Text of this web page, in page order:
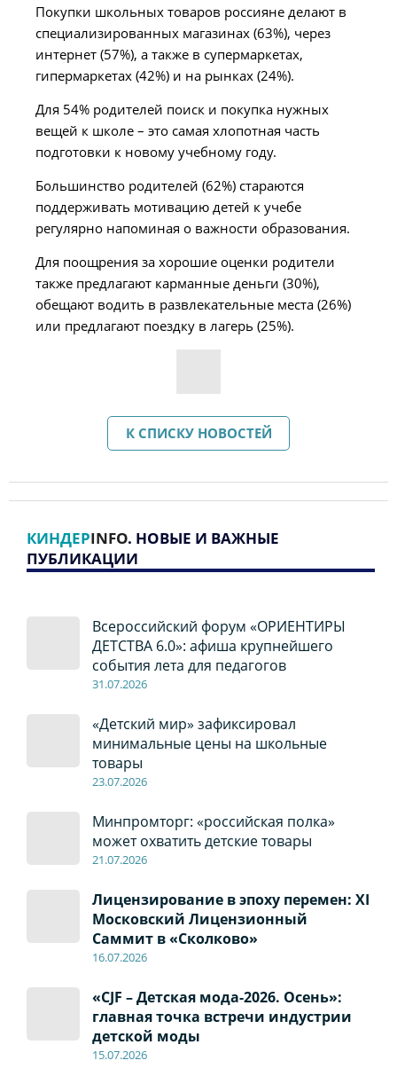
Покупки школьных товаров россияне делают в
специализированных магазинах (63%), через
интернет (57%), а также в супермаркетах,
гипермаркетах (42%) и на рынках (24%).
Для 54% родителей поиск и покупка нужных
вещей к школе – это самая хлопотная часть
подготовки к новому учебному году.
Большинство родителей (62%) стараются
поддерживать мотивацию детей к учебе
регулярно напоминая о важности образования.
Для поощрения за хорошие оценки родители
также предлагают карманные деньги (30%),
обещают водить в развлекательные места (26%)
или предлагают поездку в лагерь (25%).
К СПИСКУ НОВОСТЕЙ
КИНДЕРINFO. НОВЫЕ И ВАЖНЫЕ
ПУБЛИКАЦИИ
Всероссийский форум «ОРИЕНТИРЫ
ДЕТСТВА 6.0»: афиша крупнейшего
события лета для педагогов
31.07.2026
«Детский мир» зафиксировал
минимальные цены на школьные
товары
23.07.2026
Минпромторг: «российская полка»
может охватить детские товары
21.07.2026
Лицензирование в эпоху перемен: XI
Московский Лицензионный
Саммит в «Сколково»
16.07.2026
«CJF – Детская мода-2026. Осень»:
главная точка встречи индустрии
детской моды
15.07.2026